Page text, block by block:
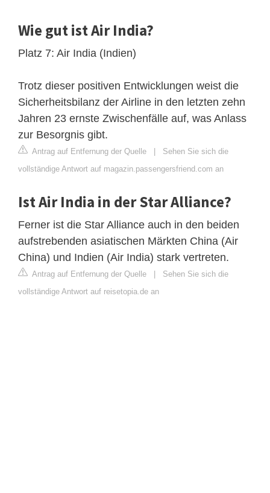
Wie gut ist Air India?
Platz 7: Air India (Indien)
Trotz dieser positiven Entwicklungen weist die
Sicherheitsbilanz der Airline in den letzten zehn
Jahren 23 ernste Zwischenfälle auf, was Anlass
zur Besorgnis gibt.
Antrag auf Entfernung der Quelle
Sehen Sie sich die
vollständige Antwort auf magazin.passengersfriend.com an
Ist Air India in der Star Alliance?
Ferner ist die Star Alliance auch in den beiden
aufstrebenden asiatischen Märkten China (Air
China) und Indien (Air India) stark vertreten.
Antrag auf Entfernung der Quelle
Sehen Sie sich die
vollständige Antwort auf reisetopia.de an